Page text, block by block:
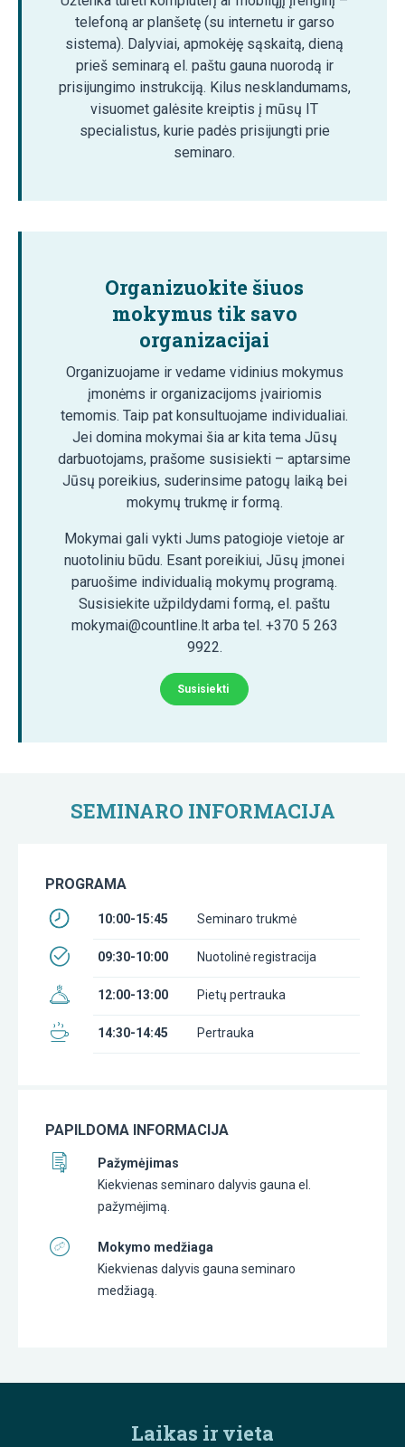
telefoną ar planšetę (su internetu ir garso
sistema). Dalyviai, apmokėję sąskaitą, dieną
prieš seminarą el. paštu gauna nuorodą ir
prisijungimo instrukciją. Kilus nesklandumams,
visuomet galėsite kreiptis į mūsų IT
specialistus, kurie padės prisijungti prie
seminaro.
Organizuokite šiuos
mokymus tik savo
organizacijai
Organizuojame ir vedame vidinius mokymus
įmonėms ir organizacijoms įvairiomis
temomis. Taip pat konsultuojame individualiai.
Jei domina mokymai šia ar kita tema Jūsų
darbuotojams, prašome susisiekti – aptarsime
Jūsų poreikius, suderinsime patogų laiką bei
mokymų trukmę ir formą.
Mokymai gali vykti Jums patogioje vietoje ar
nuotoliniu būdu. Esant poreikiui, Jūsų įmonei
paruošime individualią mokymų programą.
Susisiekite užpildydami formą, el. paštu
mokymai@countline.lt arba tel. +370 5 263
9922.
Susisiekti
SEMINARO INFORMACIJA
PROGRAMA
10:00-15:45 Seminaro trukmė
09:30-10:00 Nuotolinė registracija
12:00-13:00 Pietų pertrauka
14:30-14:45 Pertrauka
PAPILDOMA INFORMACIJA
Pažymėjimas
Kiekvienas seminaro dalyvis gauna el.
pažymėjimą.
Mokymo medžiaga
Kiekvienas dalyvis gauna seminaro
medžiagą.
Laikas ir vieta